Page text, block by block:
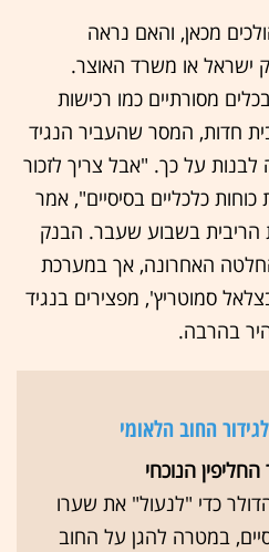
מכאן, והאם נראה
ישראל או משרד האוצר.
מסורתיים כמו רכישות
חדות, המסר שהעביר הנגיד
לבנות על כך. "אבל צריך לזכור
כלכליים בסיסיים", אמר
הריבית בשבוע שעבר. הבנק
האחרונה, אך במערכת
סמוטריץ', מפצירים בנגיד
בהרבה.
החוב הלאומי
הנוכחי
כדי "לנעול" את שערו
במטרה להגן על החוב